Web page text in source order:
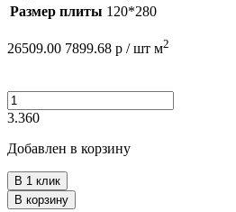
Размер плиты 120*280
26509.00 7899.68 р / шт м2
3.360
Добавлен в корзину
В 1 клик
В корзину